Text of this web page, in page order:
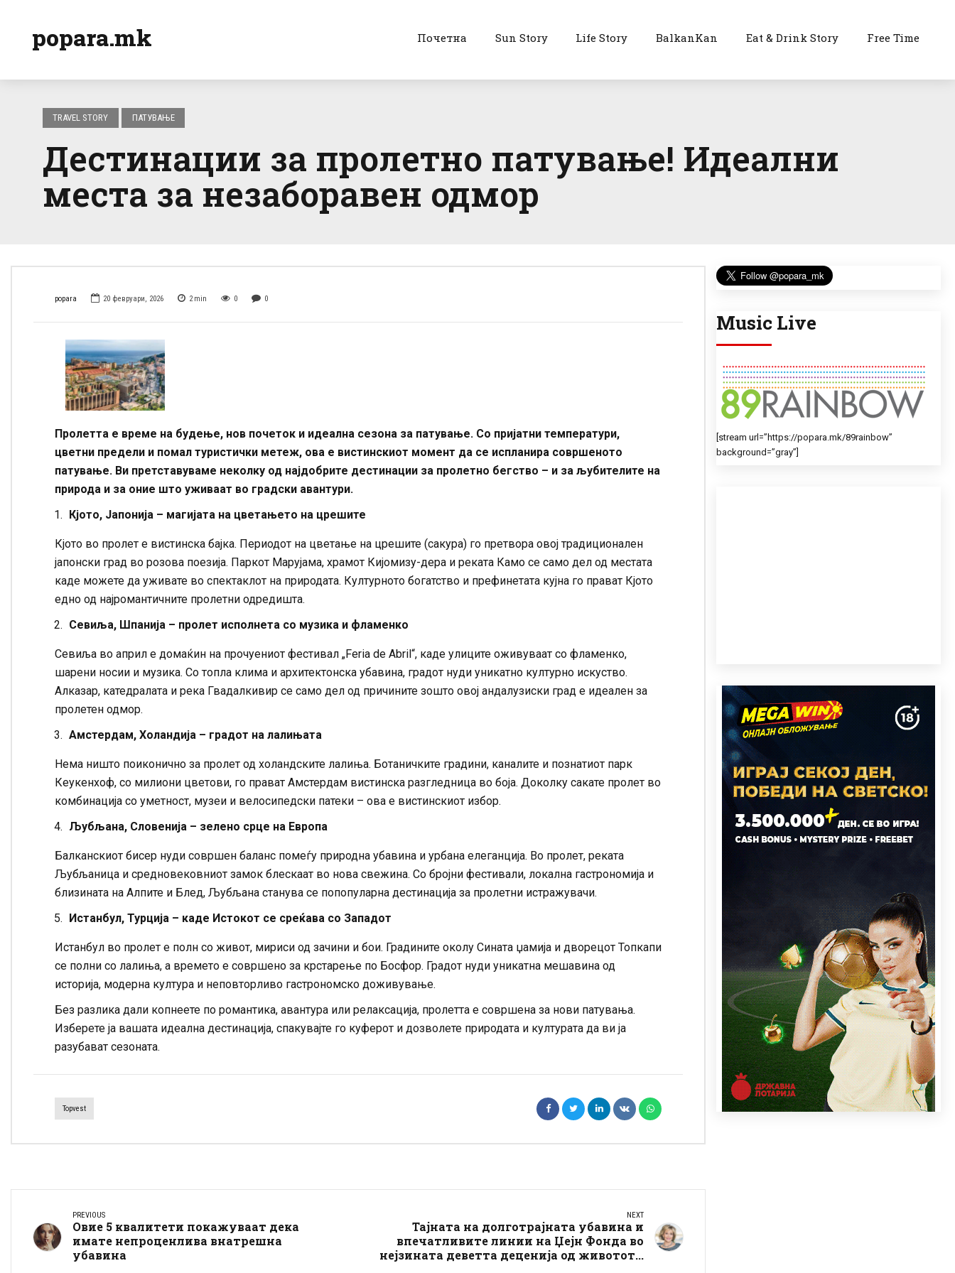
popara.mk Почетна Sun Story Life Story BalkanKan Eat & Drink Story Free Time
TRAVEL STORY ПАТУВАЊЕ
Дестинации за пролетно патување! Идеални
места за незаборавен одмор
popara 20 февруари, 2026 2 min 0 0
Пролетта е време на будење, нов почеток и идеална сезона за патување. Со пријатни температури,
цветни предели и помал туристички метеж, ова е вистинскиот момент да се испланира совршеното
патување. Ви претставуваме неколку од најдобрите дестинации за пролетно бегство – и за љубителите на
природа и за оние што уживаат во градски авантури.
Кјото, Јапонија – магијата на цветањето на црешите
Кјото во пролет е вистинска бајка. Периодот на цветање на црешите (сакура) го претвора овој традиционален
јапонски град во розова поезија. Паркот Марујама, храмот Кијомизу-дера и реката Камо се само дел од местата
каде можете да уживате во спектаклот на природата. Културното богатство и префинетата кујна го прават Кјото
едно од најромантичните пролетни одредишта.
Севиља, Шпанија – пролет исполнета со музика и фламенко
Севиља во април е домаќин на прочуениот фестивал „Feria de Abril“, каде улиците оживуваат со фламенко,
шарени носии и музика. Со топла клима и архитектонска убавина, градот нуди уникатно културно искуство.
Алказар, катедралата и река Гвадалкивир се само дел од причините зошто овој андалузиски град е идеален за
пролетен одмор.
Амстердам, Холандија – градот на лалињата
Нема ништо поиконично за пролет од холандските лалиња. Ботаничките градини, каналите и познатиот парк
Кеукенхоф, со милиони цветови, го прават Амстердам вистинска разгледница во боја. Доколку сакате пролет во
комбинација со уметност, музеи и велосипедски патеки – ова е вистинскиот избор.
Љубљана, Словенија – зелено срце на Европа
Балканскиот бисер нуди совршен баланс помеѓу природна убавина и урбана елеганција. Во пролет, реката
Љубљаница и средновековниот замок блескаат во нова свежина. Со бројни фестивали, локална гастрономија и
близината на Алпите и Блед, Љубљана станува се попопуларна дестинација за пролетни истражувачи.
Истанбул, Турција – каде Истокот се среќава со Западот
Истанбул во пролет е полн со живот, мириси од зачини и бои. Градините околу Сината џамија и дворецот Топкапи
се полни со лалиња, а времето е совршено за крстарење по Босфор. Градот нуди уникатна мешавина од
историја, модерна култура и неповторливо гастрономско доживување.
Без разлика дали копнеете по романтика, авантура или релаксација, пролетта е совршена за нови патувања.
Изберете ја вашата идеална дестинација, спакувајте го куферот и дозволете природата и културата да ви ја
разубават сезоната.
Topvest
PREVIOUS
Овие 5 квалитети покажуваат дека
имате непроценлива внатрешна
убавина
NEXT
Тајната на долготрајната убавина и
впечатливите линии на Џејн Фонда во
нејзината деветта деценија од животот...
Music Live
[stream url=”https://popara.mk/89rainbow”
background=”gray”]